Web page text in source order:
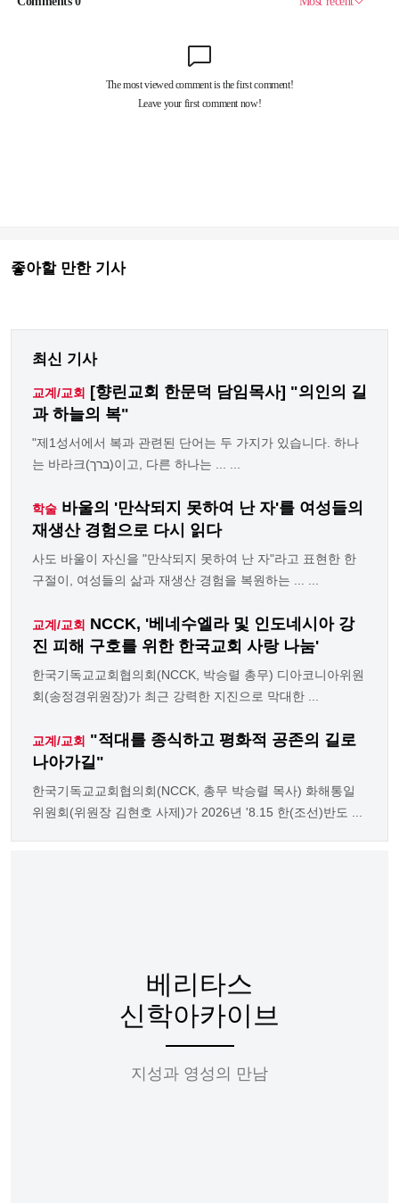
좋아할 만한 기사
최신 기사
교계/교회
[향린교회 한문덕 담임목사] "의인의 길
과 하늘의 복"
"제1성서에서 복과 관련된 단어는 두 가지가 있습니다. 하나
는 바라크(ברך)이고, 다른 하나는 ... ...
학술 바울의 '만삭되지 못하여 난 자'를 여성들의
재생산 경험으로 다시 읽다
사도 바울이 자신을 "만삭되지 못하여 난 자"라고 표현한 한
구절이, 여성들의 삶과 재생산 경험을 복원하는 ... ...
교계/교회 NCCK, '베네수엘라 및 인도네시아 강
진 피해 구호를 위한 한국교회 사랑 나눔'
한국기독교교회협의회(NCCK, 박승렬 총무) 디아코니아위원
회(송정경위원장)가 최근 강력한 지진으로 막대한 ...
교계/교회 "적대를 종식하고 평화적 공존의 길로
나아가길"
한국기독교교회협의회(NCCK, 총무 박승렬 목사) 화해통일
위원회(위원장 김현호 사제)가 2026년 '8.15 한(조선)반도 ...
베리타스
신학아카이브
지성과 영성의 만남